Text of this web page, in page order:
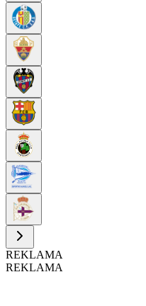
REKLAMA
REKLAMA